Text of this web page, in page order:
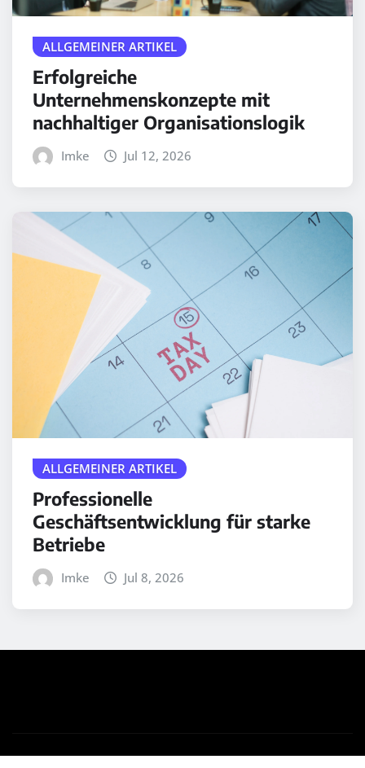
ALLGEMEINER ARTIKEL
Erfolgreiche
Unternehmenskonzepte mit
nachhaltiger Organisationslogik
Imke Jul 12, 2026
ALLGEMEINER ARTIKEL
Professionelle
Geschäftsentwicklung für starke
Betriebe
Imke Jul 8, 2026